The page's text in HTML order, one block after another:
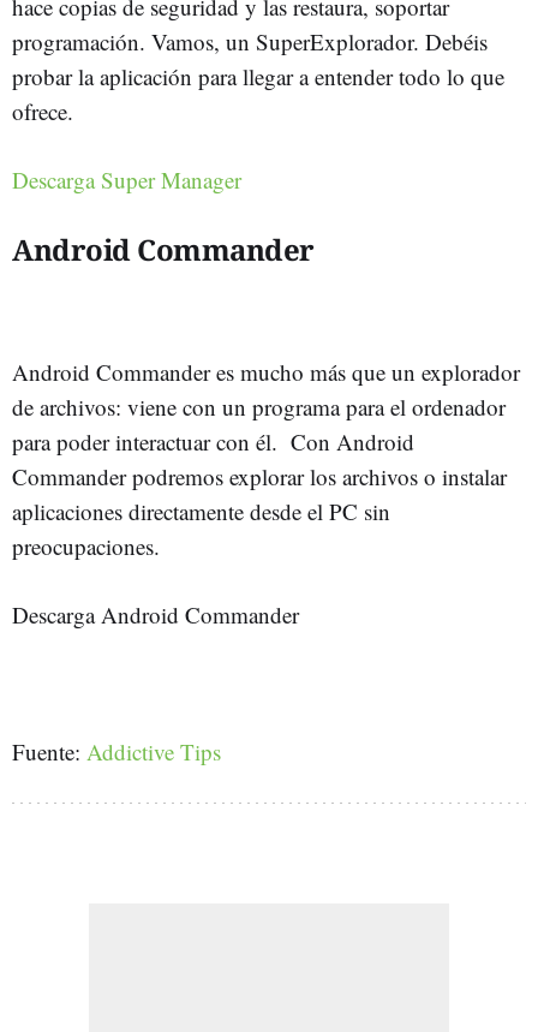
hace copias de seguridad y las restaura, soportar
programación. Vamos, un SuperExplorador. Debéis
probar la aplicación para llegar a entender todo lo que
ofrece.
Descarga Super Manager
Android Commander
Android Commander es mucho más que un explorador
de archivos: viene con un programa para el ordenador
para poder interactuar con él. Con Android
Commander podremos explorar los archivos o instalar
aplicaciones directamente desde el PC sin
preocupaciones.
Descarga Android Commander
Fuente: Addictive Tips